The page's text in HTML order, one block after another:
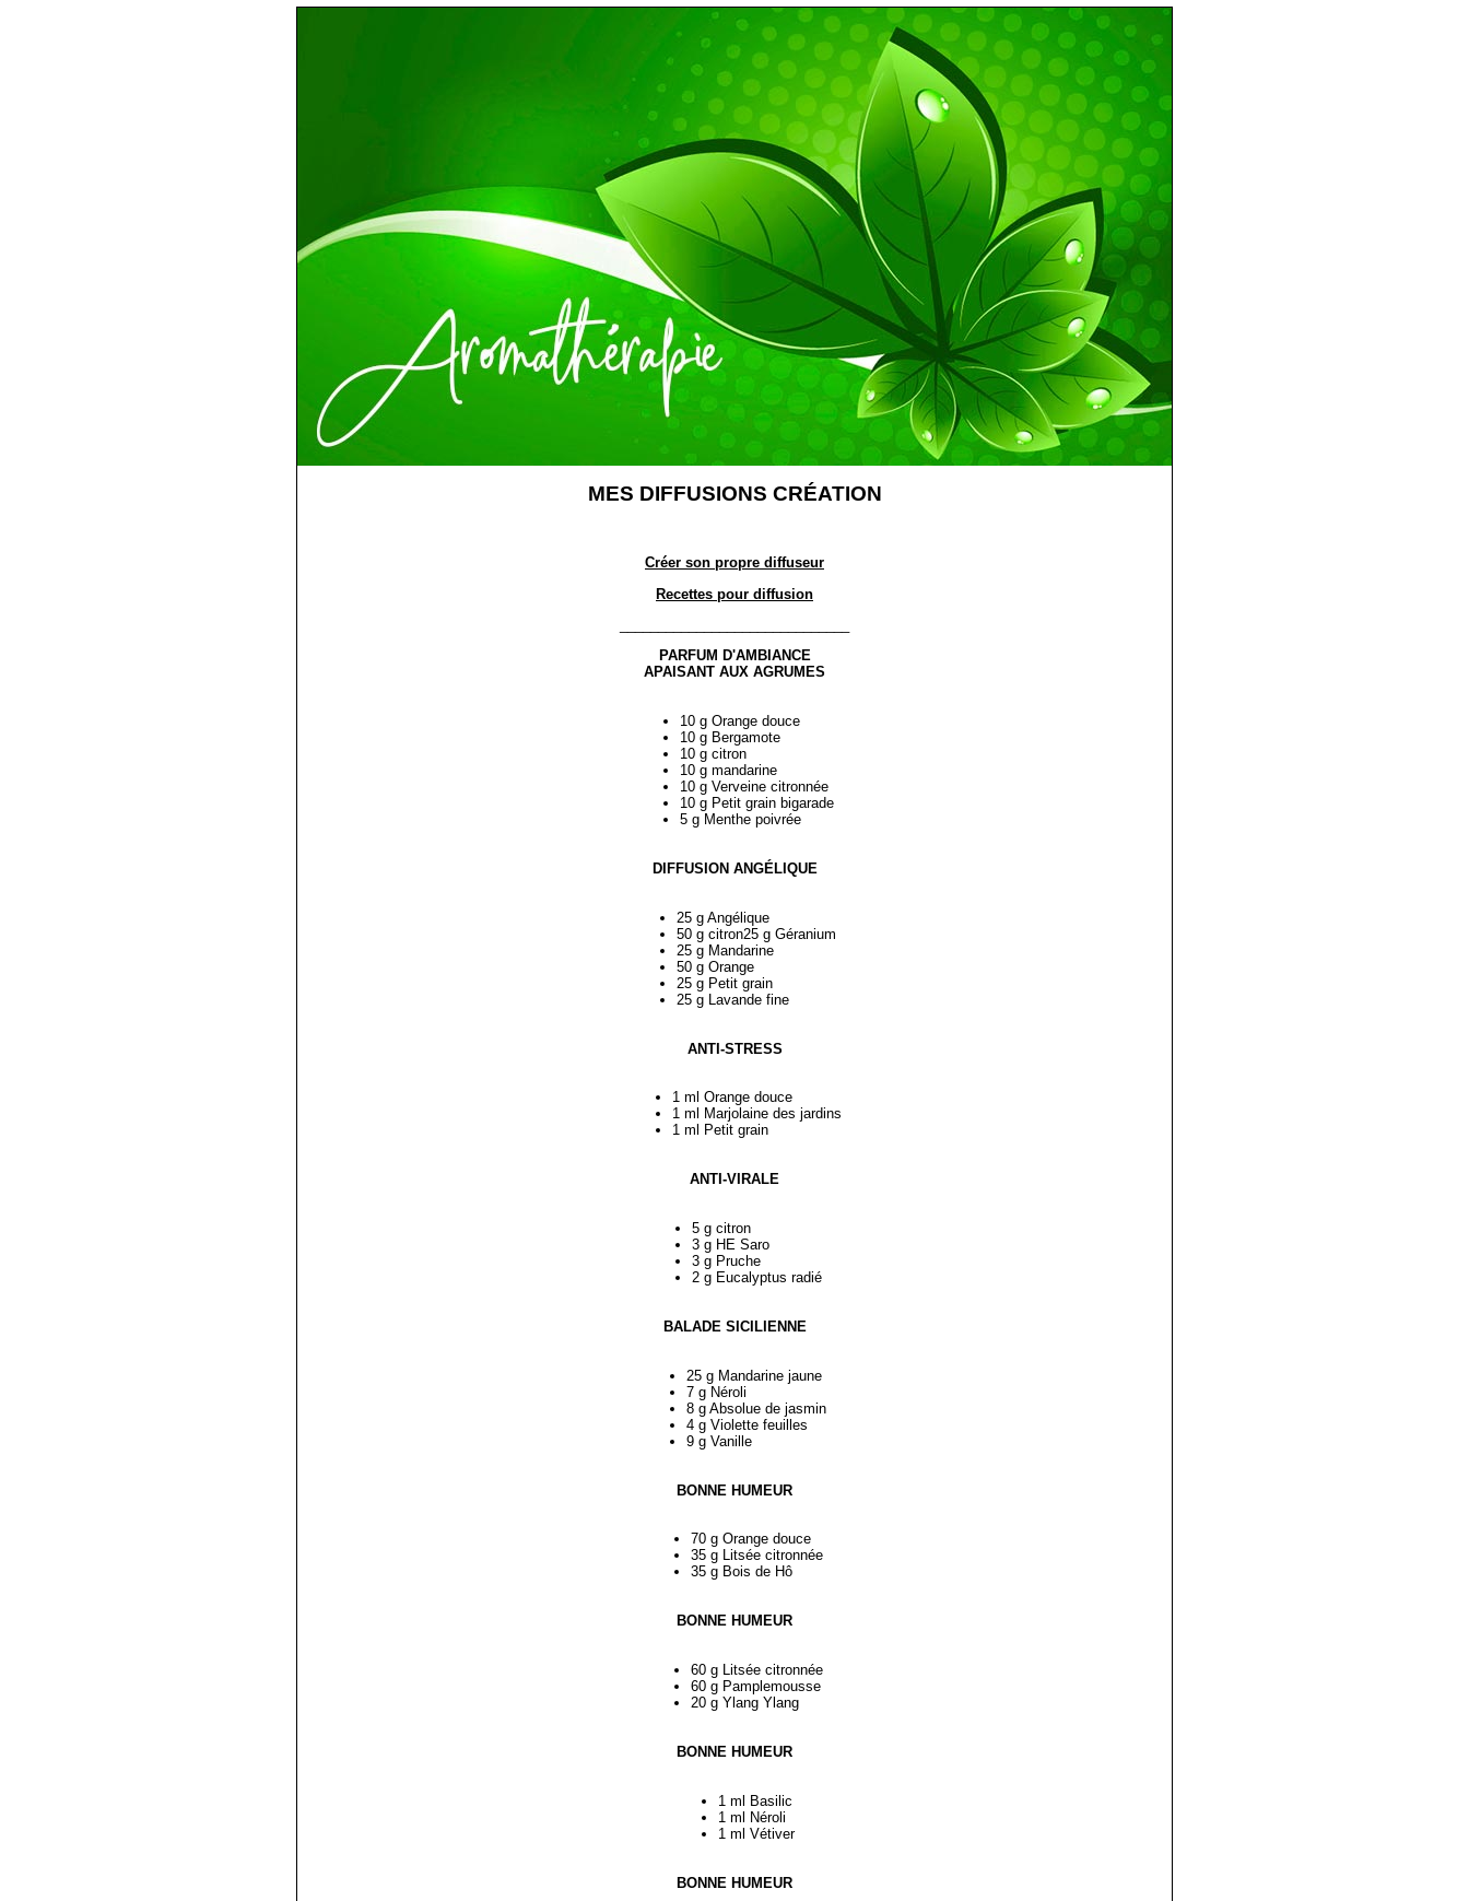
MES DIFFUSIONS CRÉATION
Créer son propre diffuseur
Recettes pour diffusion
PARFUM D'AMBIANCE
APAISANT AUX AGRUMES
10 g Orange douce
10 g Bergamote
10 g citron
10 g mandarine
10 g Verveine citronnée
10 g Petit grain bigarade
5 g Menthe poivrée
DIFFUSION ANGÉLIQUE
25 g Angélique
50 g citron25 g Géranium
25 g Mandarine
50 g Orange
25 g Petit grain
25 g Lavande fine
ANTI-STRESS
1 ml Orange douce
1 ml Marjolaine des jardins
1 ml Petit grain
ANTI-VIRALE
5 g citron
3 g HE Saro
3 g Pruche
2 g Eucalyptus radié
BALADE SICILIENNE
25 g Mandarine jaune
7 g Néroli
8 g Absolue de jasmin
4 g Violette feuilles
9 g Vanille
BONNE HUMEUR
70 g Orange douce
35 g Litsée citronnée
35 g Bois de Hô
BONNE HUMEUR
60 g Litsée citronnée
60 g Pamplemousse
20 g Ylang Ylang
BONNE HUMEUR
1 ml Basilic
1 ml Néroli
1 ml Vétiver
BONNE HUMEUR